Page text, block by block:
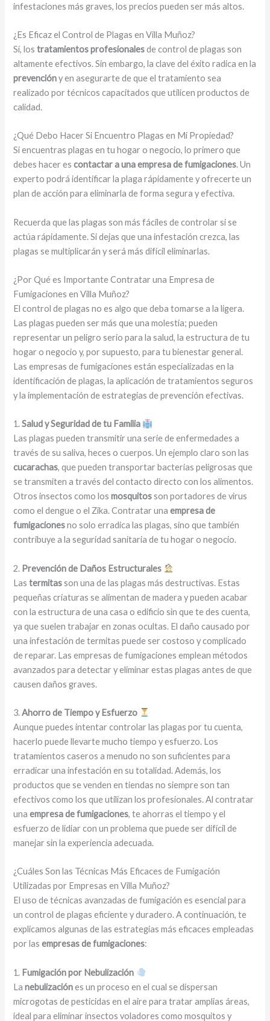
infestaciones más graves, los precios pueden ser más altos.
¿Es Eficaz el Control de Plagas en Villa Muñoz?
Sí, lostratamientos profesionalesde control de plagas son
altamente efectivos. Sin embargo, la clave del éxito radica en la
prevencióny en asegurarte de que el tratamiento sea
realizado por técnicos capacitados que utilicen productos de
calidad.
¿Qué Debo Hacer Si Encuentro Plagas en Mi Propiedad?
Si encuentras plagas en tu hogar o negocio, lo primero que
debes hacer escontactar a una empresa de fumigaciones. Un
experto podrá identificar la plaga rápidamente y ofrecerte un
plan de acción para eliminarla de forma segura y efectiva.
Recuerda que las plagas son más fáciles de controlar si se
actúa rápidamente. Si dejas que una infestación crezca, las
plagas se multiplicarán y será más difícil eliminarlas.
¿Por Qué es Importante Contratar una Empresa de
Fumigaciones en Villa Muñoz?
El control de plagas no es algo que deba tomarse a la ligera.
Las plagas pueden ser más que una molestia; pueden
representar un peligro serio para la salud, la estructura de tu
hogar o negocio y, por supuesto, para tu bienestar general.
Las empresas de fumigaciones están especializadas en la
identificación de plagas, la aplicación de tratamientos seguros
y la implementación de estrategias de prevención efectivas.
1.Salud y Seguridad de tu Familia
Las plagas pueden transmitir una serie de enfermedades a
través de su saliva, heces o cuerpos. Un ejemplo claro son las
cucarachas, que pueden transportar bacterias peligrosas que
se transmiten a través del contacto directo con los alimentos.
Otros insectos como losmosquitosson portadores de virus
como el dengue o el Zika. Contratar unaempresa de
fumigacionesno solo erradica las plagas, sino que también
contribuye a la seguridad sanitaria de tu hogar o negocio.
2. Prevención de Daños Estructurales
Lastermitasson una de las plagas más destructivas. Estas
pequeñas criaturas se alimentan de madera y pueden acabar
con la estructura de una casa o edificio sin que te des cuenta,
ya que suelen trabajar en zonas ocultas. El daño causado por
una infestación de termitas puede ser costoso y complicado
de reparar. Las empresas de fumigaciones emplean métodos
avanzados para detectar y eliminar estas plagas antes de que
causen daños graves.
3.Ahorro de Tiempo y Esfuerzo
Aunque puedes intentar controlar las plagas por tu cuenta,
hacerlo puede llevarte mucho tiempo y esfuerzo. Los
tratamientos caseros a menudo no son suficientes para
erradicar una infestación en su totalidad. Además, los
productos que se venden en tiendas no siempre son tan
efectivos como los que utilizan los profesionales. Al contratar
unaempresa de fumigaciones, te ahorras el tiempo y el
esfuerzo de lidiar con un problema que puede ser difícil de
manejar sin la experiencia adecuada.
¿Cuáles Son las Técnicas Más Eficaces de Fumigación
Utilizadas por Empresas en Villa Muñoz?
El uso de técnicas avanzadas de fumigación es esencial para
un control de plagas eficiente y duradero. A continuación, te
explicamos algunas de las estrategias más eficaces empleadas
por lasempresas de fumigaciones:
1. Fumigación por Nebulización
Lanebulizaciónes un proceso en el cual se dispersan
microgotas de pesticidas en el aire para tratar amplias áreas,
ideal para eliminar insectos voladores como mosquitos y